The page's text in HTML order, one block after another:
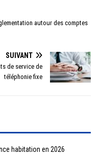
autour des comptes
SUIVANT
de service de
téléphonie fixe
habitation en 2026